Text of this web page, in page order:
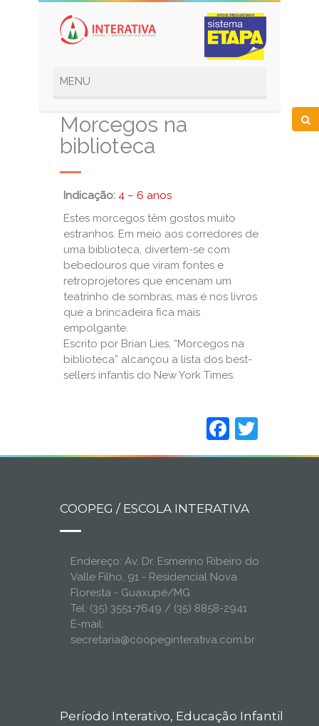
Morcegos na
biblioteca
Indicação: 4 – 6 anos
Estes morcegos têm gostos muito
estranhos. Em meio aos corredores de
uma biblioteca, divertem-se com
bebedouros que viram fontes e
retroprojetores que encenam um
teatrinho de sombras, mas é nos livros
que a brincadeira fica mais
empolgante.
Escrito por Brian Lies, “Morcegos na
biblioteca” alcançou a lista dos best-
sellers infantis do New York Times.
COOPEG / ESCOLA INTERATIVA
Endereço: Av. Dr. Esmerino Ribeiro do
Valle Filho, 91 - Residencial Nova
Floresta - Guaxupé/MG
Tel: (35) 3551-7649 / (35) 8858-2941
E-mail:
secretaria@coopeginterativa.com.br
Período Interativo, Educação Infantil